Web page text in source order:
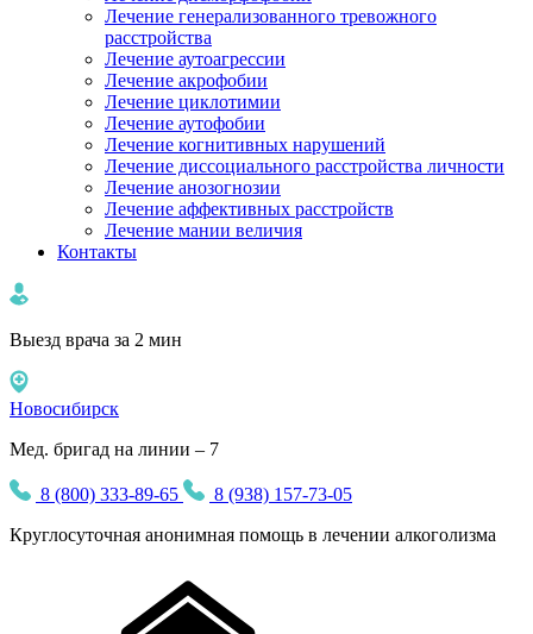
Лечение генерализованного тревожного
расстройства
Лечение аутоагрессии
Лечение акрофобии
Лечение циклотимии
Лечение аутофобии
Лечение когнитивных нарушений
Лечение диссоциального расстройства личности
Лечение анозогнозии
Лечение аффективных расстройств
Лечение мании величия
Контакты
Выезд врача за 2 мин
Новосибирск
Мед. бригад на линии – 7
8 (800) 333-89-65
8 (938) 157-73-05
Круглосуточная анонимная помощь в лечении алкоголизма